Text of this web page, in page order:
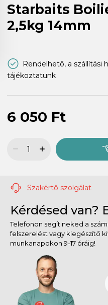
Starbaits
2,5kg 14mm
Rendelhető, a szállítási
tájékoztatunk
6 050 Ft
Szakértő szolgálat
Kérdésed van?
Telefonon segít neked a
felszerelést vagy kiegészítő
munkanapokon 9-17 óráig!